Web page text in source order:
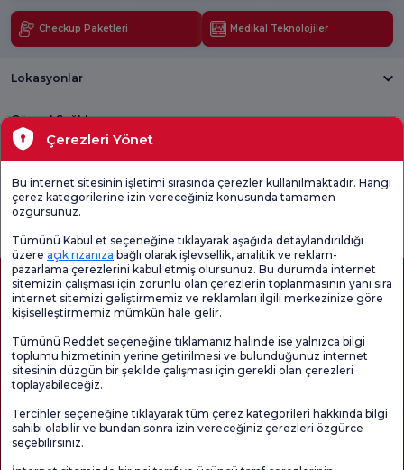
Checkup Paketleri Medikal Teknolojiler
Lokasyonlar
Güncel Sağlık
Tıbbi Birimler
Genel
Memnuniyet
Sayfa içeriği sadece bilgilendirme amaçlıdır. Tanı ve tedavi için mutlaka
doktorunuza başvurunuz.
@2026 Grup Florence Nightingale Hastaneleri
Çerezleri Yönet
Bu internet sitesinin işletimi sırasında çerezler kullanılmaktadır. Hangi
çerez kategorilerine izin vereceğiniz konusunda tamamen
özgürsünüz.
Tümünü Kabul et seçeneğine tıklayarak aşağıda detaylandırıldığı
üzere açık rızanıza bağlı olarak işlevsellik, analitik ve reklam-
pazarlama çerezlerini kabul etmiş olursunuz. Bu durumda internet
sitemizin çalışması için zorunlu olan çerezlerin toplanmasının yanı sıra
internet sitemizi geliştirmemiz ve reklamları ilgili merkezinize göre
kişiselleştirmemiz mümkün hale gelir.
Tümünü Reddet seçeneğine tıklamanız halinde ise yalnızca bilgi
toplumu hizmetinin yerine getirilmesi ve bulunduğunuz internet
sitesinin düzgün bir şekilde çalışması için gerekli olan çerezleri
toplayabileceğiz.
Tercihler seçeneğine tıklayarak tüm çerez kategorileri hakkında bilgi
sahibi olabilir ve bundan sonra izin vereceğiniz çerezleri özgürce
seçebilirsiniz.